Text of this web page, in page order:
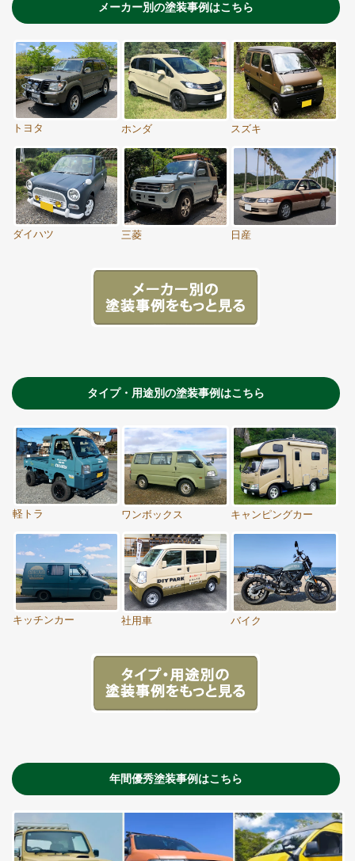
メーカー別の塗装事例はこちら
トヨタ ホンダ スズキ
ダイハツ 三菱 日産
タイプ・用途別の塗装事例はこちら
軽トラ ワンボックス キャンピングカー
キッチンカー 社用車 バイク
年間優秀塗装事例はこちら